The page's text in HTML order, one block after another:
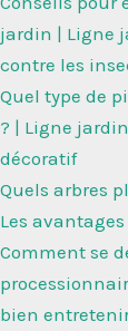
jardin | Ligne
contre les
Quel type de
? | Ligne jardin
décoratif
Quels arbres
Les
Comment se
bien